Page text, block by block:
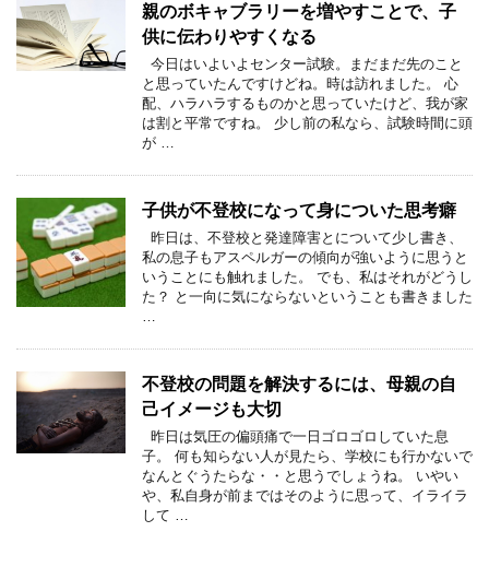
親のボキャブラリーを増やすことで、子
供に伝わりやすくなる
今日はいよいよセンター試験。まだまだ先のこと
と思っていたんですけどね。時は訪れました。 心
配、ハラハラするものかと思っていたけど、我が家
は割と平常ですね。 少し前の私なら、試験時間に頭
が …
子供が不登校になって身についた思考癖
昨日は、不登校と発達障害とについて少し書き、
私の息子もアスペルガーの傾向が強いように思うと
いうことにも触れました。 でも、私はそれがどうし
た？ と一向に気にならないということも書きました
不登校の問題を解決するには、母親の自
己イメージも大切
昨日は気圧の偏頭痛で一日ゴロゴロしていた息
子。 何も知らない人が見たら、学校にも行かないで
なんとぐうたらな・・と思うでしょうね。 いやい
や、私自身が前まではそのように思って、イライラ
して …